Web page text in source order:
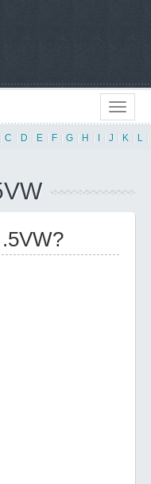
C D E F G H J K L